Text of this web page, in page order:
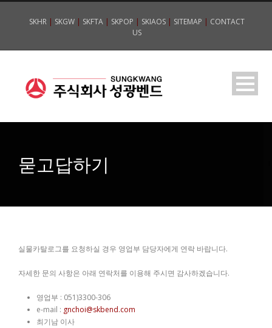
SKHR| SKGW| SKFTA| SKPOP | SKIAOS| SITEMAP | CONTACT
US
묻고답하기
실물카탈로그를 요청하실 경우 영업부 담당자에게 연락 바랍니다.
자세한 문의 사항은 아래 연락처를 이용해 주시면 감사하겠습니다.
영업부 : 051)3300-306
e-mail : gnchoi@skbend.com
최기남 이사